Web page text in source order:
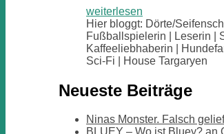
weiterlesen
Hier bloggt: Dörte/
Fußballspielerin | Leserin |
Kaffeeliebhaberin |
Sci-Fi | House Targaryen
Neueste Beiträge
Ninas Monster. Falsch